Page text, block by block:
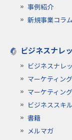
事例紹介
新規事業コラム
ビジネスナレ
ビジネスナレ
マーケティン
マーケティン
ビジネススキ
書籍
メルマガ